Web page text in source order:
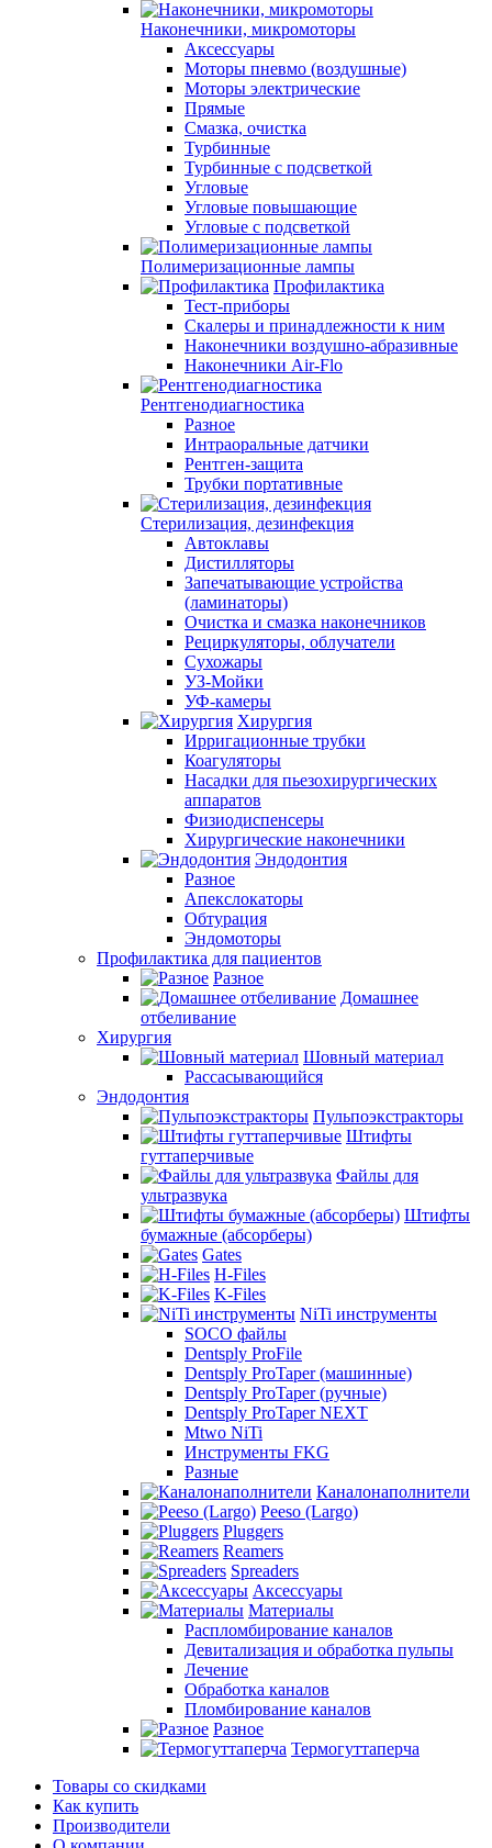
Наконечники, микромоторы
Аксессуары
Моторы пневмо (воздушные)
Моторы электрические
Прямые
Смазка, очистка
Турбинные
Турбинные с подсветкой
Угловые
Угловые повышающие
Угловые с подсветкой
Полимеризационные лампы
Профилактика
Тест-приборы
Скалеры и принадлежности к ним
Наконечники воздушно-абразивные
Наконечники Air-Flo
Рентгенодиагностика
Разное
Интраоральные датчики
Рентген-защита
Трубки портативные
Стерилизация, дезинфекция
Автоклавы
Дистилляторы
Запечатывающие устройства
(ламинаторы)
Очистка и смазка наконечников
Рециркуляторы, облучатели
Сухожары
УЗ-Мойки
УФ-камеры
Хирургия
Ирригационные трубки
Коагуляторы
Насадки для пьезохирургических
аппаратов
Физиодиспенсеры
Хирургические наконечники
Эндодонтия
Разное
Апекслокаторы
Обтурация
Эндомоторы
Профилактика для пациентов
Разное
Домашнее
отбеливание
Хирургия
Шовный материал
Рассасывающийся
Эндодонтия
Пульпоэкстракторы
Штифты
гуттаперчивые
Файлы для
ультразвука
Штифты
бумажные (абсорберы)
Gates
H-Files
K-Files
NiTi инструменты
SOCO файлы
Dentsply ProFile
Dentsply ProTaper (машинные)
Dentsply ProTaper (ручные)
Dentsply ProTaper NEXT
Mtwo NiTi
Инструменты FKG
Разные
Каналонаполнители
Peeso (Largo)
Pluggers
Reamers
Spreaders
Аксессуары
Материалы
Распломбирование каналов
Девитализация и обработка пульпы
Лечение
Обработка каналов
Пломбирование каналов
Разное
Термогуттаперча
Товары со скидками
Как купить
Производители